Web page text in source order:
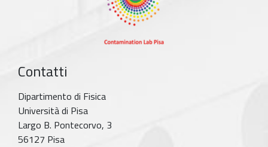
Contatti
Dipartimento di Fisica
Università di Pisa
Largo B. Pontecorvo, 3
56127 Pisa